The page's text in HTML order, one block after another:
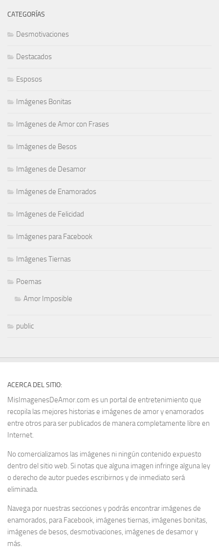
CATEGORÍAS
Desmotivaciones
Destacados
Esposos
Imágenes Bonitas
Imágenes de Amor con Frases
Imágenes de Besos
Imágenes de Desamor
Imágenes de Enamorados
Imágenes de Felicidad
Imágenes para Facebook
Imágenes Tiernas
Poemas
Amor Imposible
public
ACERCA DEL SITIO:
MisImagenesDeAmor.com es un portal de entretenimiento que
recopila las mejores historias e imágenes de amor y enamorados
entre otros para ser publicados de manera completamente libre en
Internet.
No comercializamos las imágenes ni ningún contenido expuesto
dentro del sitio web. Si notas que alguna imagen infringe alguna ley
o derecho de autor puedes escribirnos y de inmediato será
eliminada.
Navega por nuestras secciones y podrás encontrar imágenes de
enamorados, para Facebook, imágenes tiernas, imágenes bonitas,
imágenes de besos, desmotivaciones, imágenes de desamor y
más.